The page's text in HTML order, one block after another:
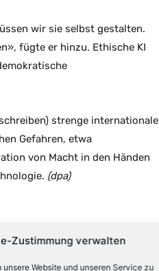
Zustimmung verwalten
Website und unseren Service zu
wir sie selbst gestalten.
fügte er hinzu. Ethische KI
strenge internationale
Gefahren, etwa
von Macht in den Händen
(dpa)
Drucken